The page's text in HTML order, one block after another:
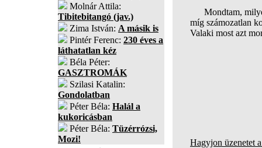
Molnár Attila:
Tibitebitangó (jav.)
Zima István: A másik is
Pintér Ferenc: 230 éves a
láthatatlan kéz
Béla Péter:
GASZTROMÁK
Szilasi Katalin:
Gondolatban
Péter Béla: Halál a
kukoricásban
Péter Béla: Tüzérrózsi,
Mozi!
Mondtam,
míg számozatlan
Valaki most azt
Hagyjon üzenetet